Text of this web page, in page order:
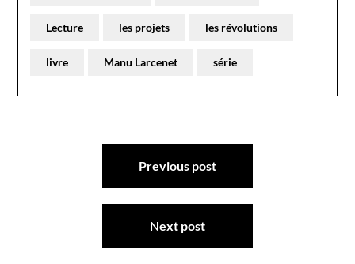
Lecture les projets les révolutions
livre Manu Larcenet série
Navigation
Previous post
Next post